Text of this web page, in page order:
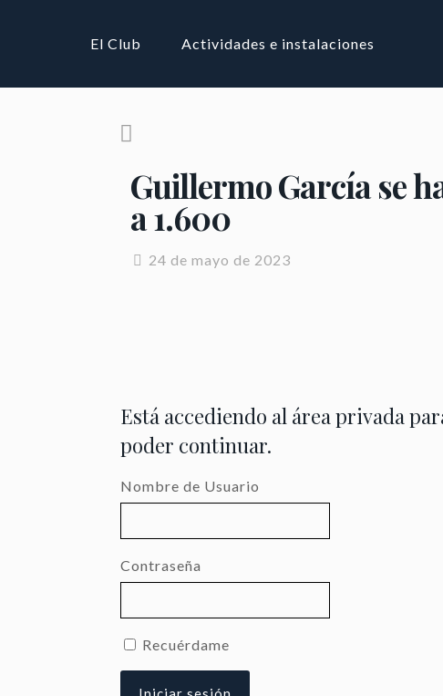
El Club Actividades e instalaciones
Guillermo García se
a 1.600
24 de mayo de 2023
Está accediendo al área privada
poder continuar.
Nombre de Usuario
Contraseña
Recuérdame